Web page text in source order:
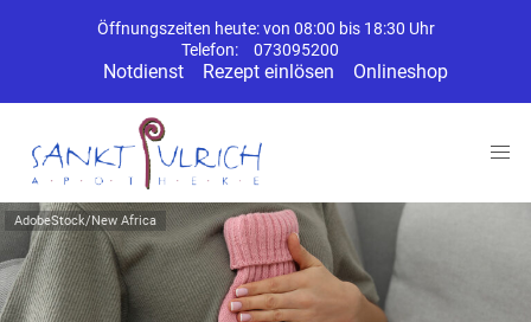
Öffnungszeiten heute: von 08:00 bis 18:30 Uhr
Telefon:
073095200
Notdienst Rezept einlösen Onlineshop
AdobeStock/New Africa